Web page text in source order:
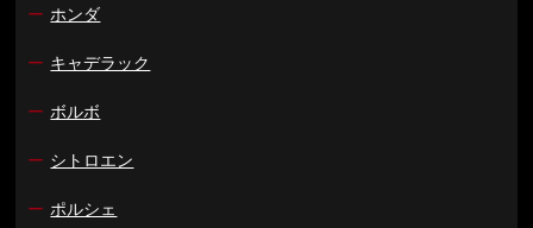
ー ホンダ
ー キャデラック
ー ボルボ
ー シトロエン
ー ポルシェ